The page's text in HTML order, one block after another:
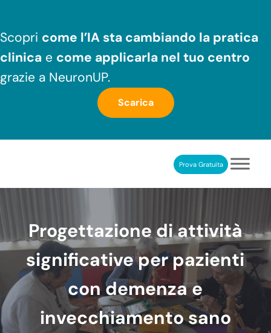
Scopri come l’IA sta cambiando la pratica
clinica e come applicarla nel tuo centro
grazie a NeuronUP.
Scarica
RIABILITAZIONE COGNITIVA PROFESSIONALEProva Gratuita
Progettazione di attività
significative per pazienti
con demenza e
invecchiamento sano